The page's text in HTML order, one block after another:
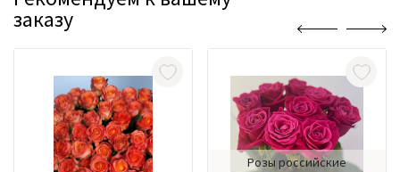
заказу
Розы российские